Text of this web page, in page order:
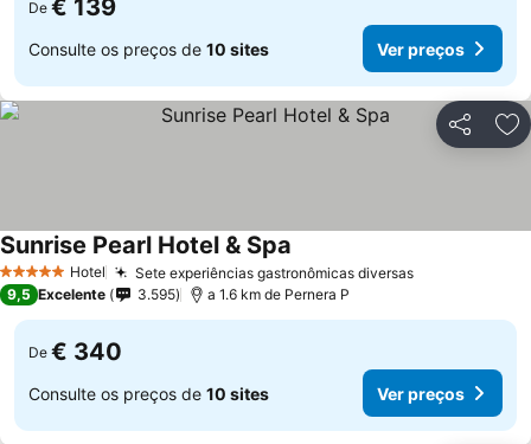
De € 139
Consulte os preços de 10 sites Ver preços
Partilhar
5 Estrelas Hotel Sete experiências gastronômicas diversas
Sunrise Pearl Hotel & Spa
9,5 Excelente 3.595 a 1.6 km de Pernera P
De € 340
Consulte os preços de 10 sites Ver preços